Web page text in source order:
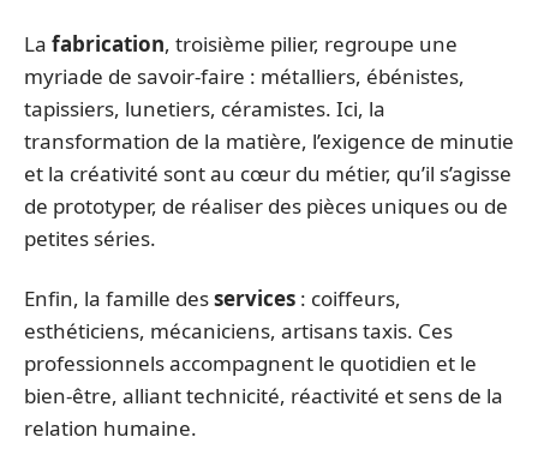
La fabrication, troisième pilier, regroupe une
myriade de savoir-faire : métalliers, ébénistes,
tapissiers, lunetiers, céramistes. Ici, la
transformation de la matière, l’exigence de minutie
et la créativité sont au cœur du métier, qu’il s’agisse
de prototyper, de réaliser des pièces uniques ou de
petites séries.
Enfin, la famille desservices : coiffeurs,
esthéticiens, mécaniciens, artisans taxis. Ces
professionnels accompagnent le quotidien et le
bien-être, alliant technicité, réactivité et sens de la
relation humaine.